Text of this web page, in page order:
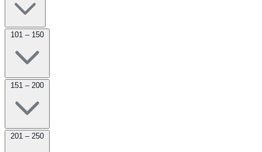
101 – 150
151 – 200
201 – 250